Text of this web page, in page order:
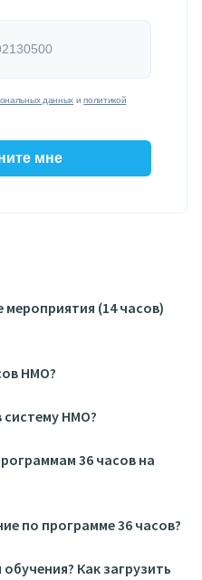
данных иполитикой
мне
(14 часов)
НМО?
систему НМО?
36 часов на
по программе 36 часов?
Как загрузить